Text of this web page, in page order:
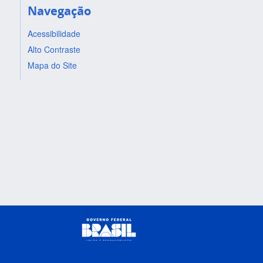
Navegação
Acessibilidade
Alto Contraste
Mapa do Site